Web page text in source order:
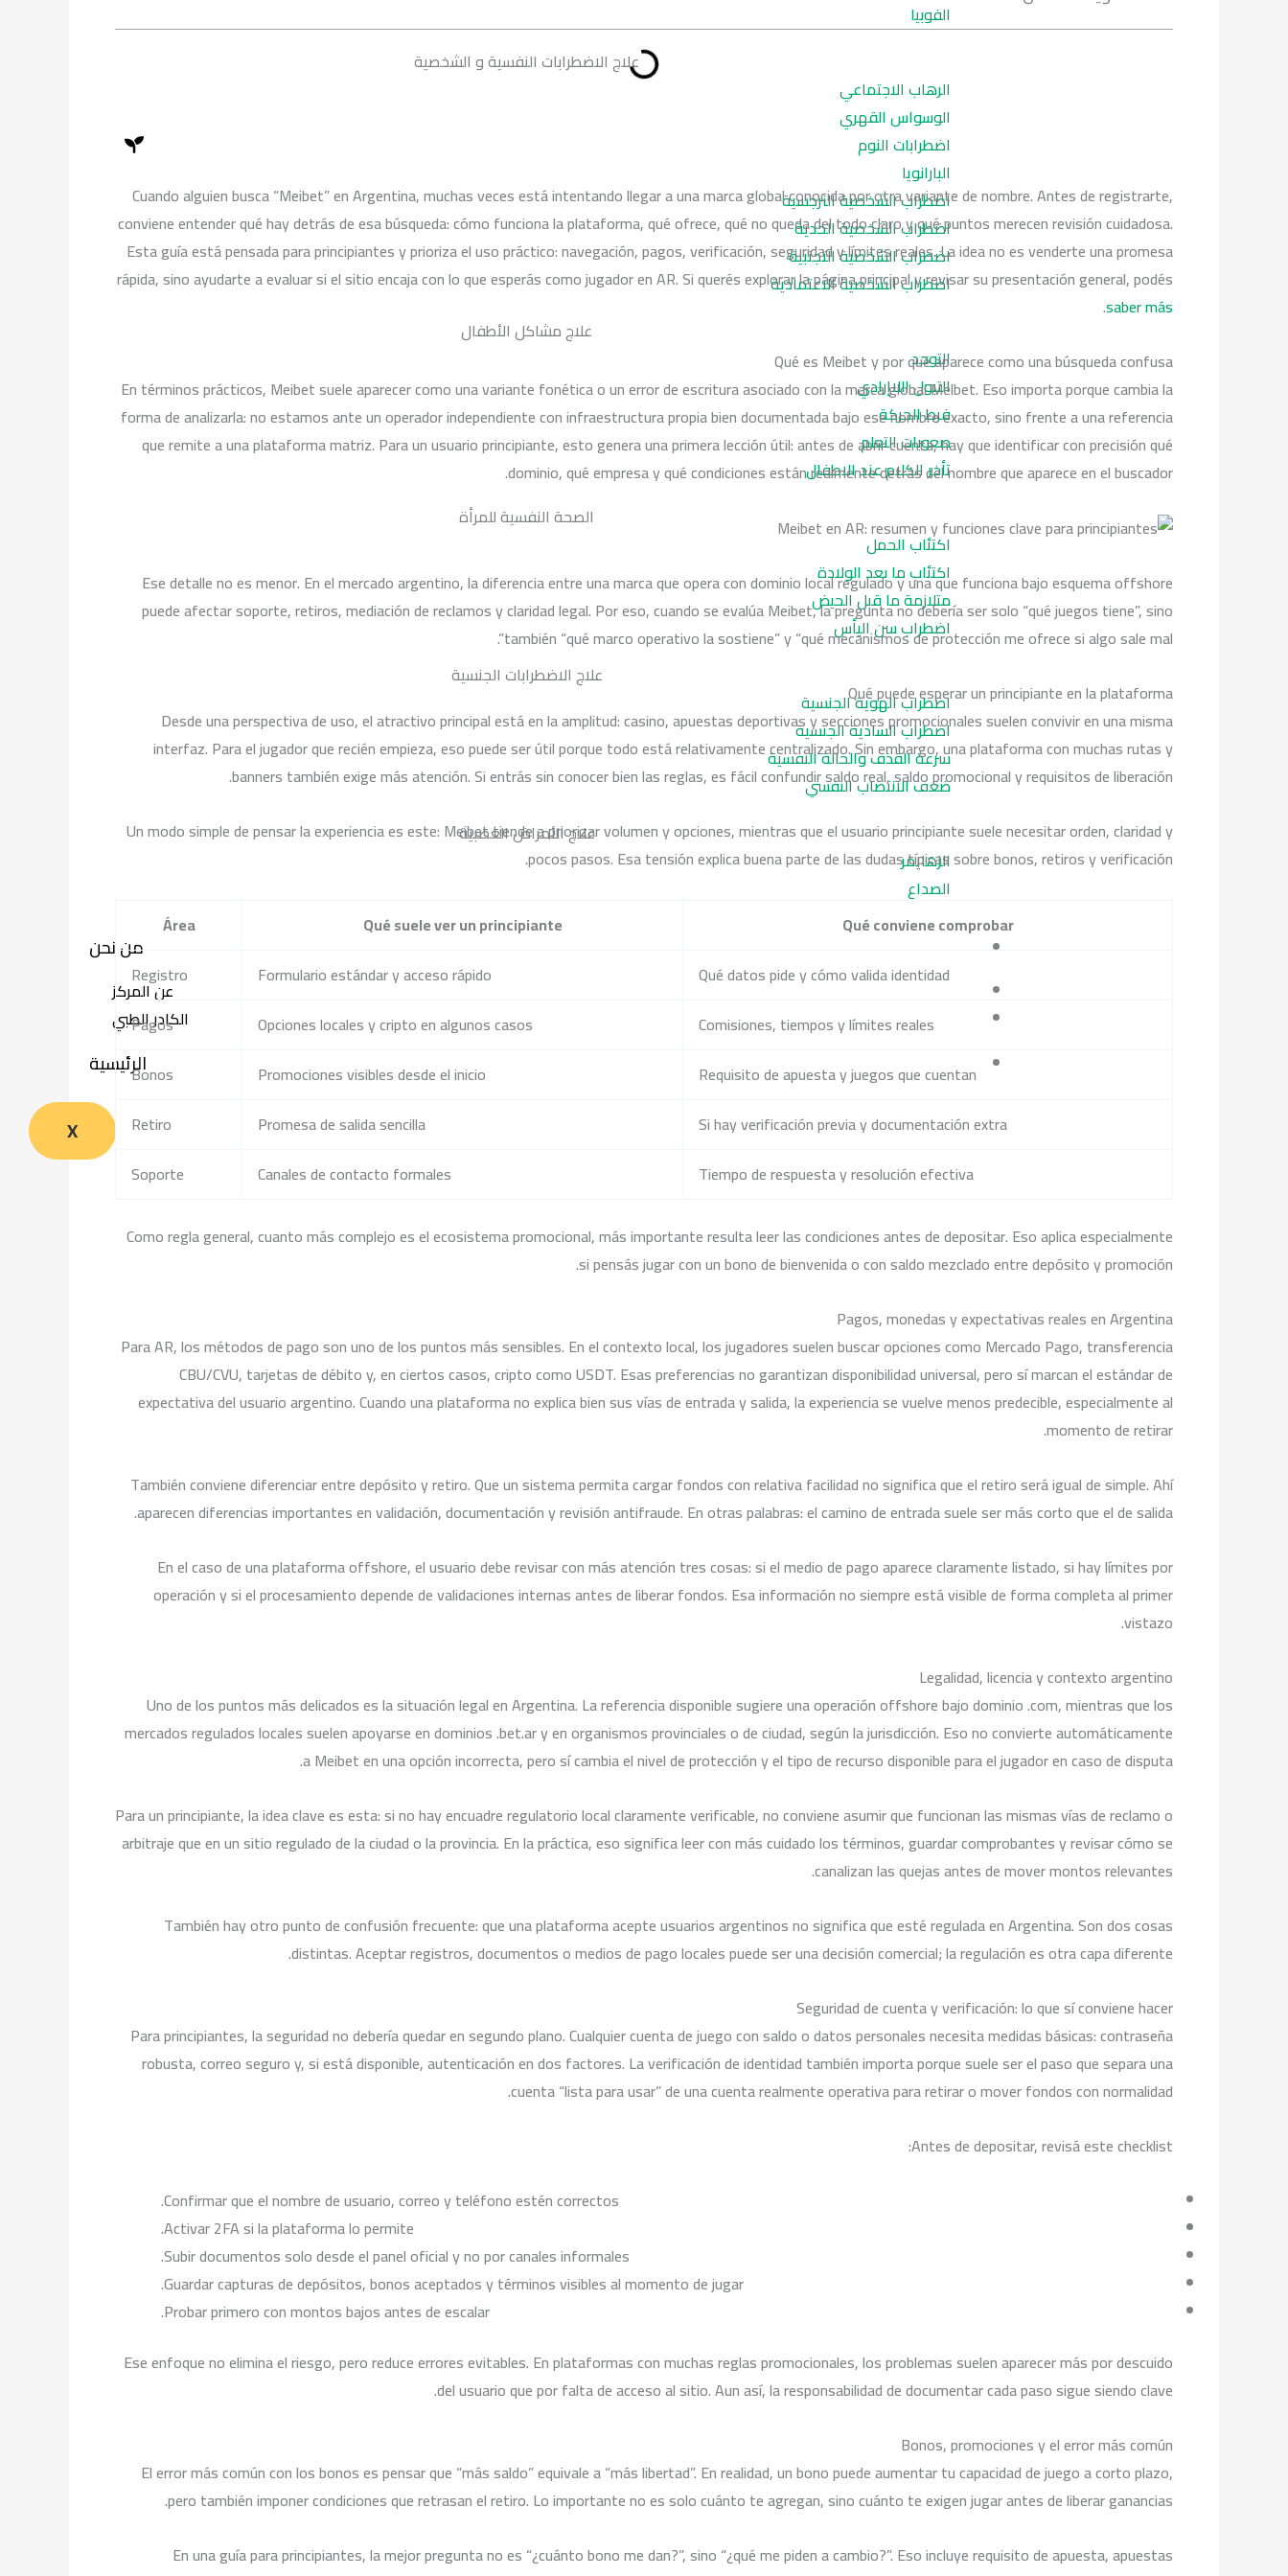
الفوبيا
علاج الاضطرابات النفسية و الشخصية
الرهاب الاجتماعي
الوسواس القهري
اضطرابات النوم
البارانويا
اضطراب الشخصية النرجسية
اضطراب الشخصية الحدية
اضطراب الشخصية التجنبية
اضطراب الشخصية الاعتمادية
علاج مشاكل الأطفال
التوحد
التبول اللاإرادي
فرط الحركة
صعوبات التعلم
تأخر الكلام عند الاطفال
الصحة النفسية للمرأة
اكتئاب الحمل
اكتئاب ما بعد الولادة
متلازمة ما قبل الحيض
اضطراب سن اليأس
علاج الاضطرابات الجنسية
اضطراب الهوية الجنسية
اضطراب السادية الجنسية
سرعة القذف والحالة النفسية
ضعف الانتصاب النفسي
علاج الأمراض العصبية
الزهايمر
الصداع
من نحن
عن المركز
الكادر الطبي
الرئيسية
X
e r o
Cuando alguien busca “Meibet” en Argentina, muchas veces está intentando llegar a una marca global conocida por otra variante de nombre. Antes de registrarte,
conviene entender qué hay detrás de esa búsqueda: cómo funciona la plataforma, qué ofrece, qué no queda del todo claro y qué puntos merecen revisión cuidadosa.
Esta guía está pensada para principiantes y prioriza el uso práctico: navegación, pagos, verificación, seguridad y límites reales. La idea no es venderte una promesa
rápida, sino ayudarte a evaluar si el sitio encaja con lo que esperás como jugador en AR. Si querés explorar la página principal y revisar su presentación general, podés
saber más
.
Qué es Meibet y por qué aparece como una búsqueda confusa
En términos prácticos, Meibet suele aparecer como una variante fonética o un error de escritura asociado con la marca global Melbet. Eso importa porque cambia la
forma de analizarla: no estamos ante un operador independiente con infraestructura propia bien documentada bajo ese nombre exacto, sino frente a una referencia
que remite a una plataforma matriz. Para un usuario principiante, esto genera una primera lección útil: antes de abrir cuenta, hay que identificar con precisión qué
dominio, qué empresa y qué condiciones están realmente detrás del nombre que aparece en el buscador.
Ese detalle no es menor. En el mercado argentino, la diferencia entre una marca que opera con dominio local regulado y una que funciona bajo esquema offshore
puede afectar soporte, retiros, mediación de reclamos y claridad legal. Por eso, cuando se evalúa Meibet, la pregunta no debería ser solo “qué juegos tiene”, sino
también “qué marco operativo la sostiene” y “qué mecanismos de protección me ofrece si algo sale mal”.
Qué puede esperar un principiante en la plataforma
Desde una perspectiva de uso, el atractivo principal está en la amplitud: casino, apuestas deportivas y secciones promocionales suelen convivir en una misma
interfaz. Para el jugador que recién empieza, eso puede ser útil porque todo está relativamente centralizado. Sin embargo, una plataforma con muchas rutas y
banners también exige más atención. Si entrás sin conocer bien las reglas, es fácil confundir saldo real, saldo promocional y requisitos de liberación.
Un modo simple de pensar la experiencia es este: Meibet tiende a priorizar volumen y opciones, mientras que el usuario principiante suele necesitar orden, claridad y
pocos pasos. Esa tensión explica buena parte de las dudas típicas sobre bonos, retiros y verificación.
Área Qué suele ver un principiante
Qué conviene comprobar
Registro
Formulario estándar y acceso rápido
Qué datos pide y cómo valida identidad
Pagos
Opciones locales y cripto en algunos casos
Comisiones, tiempos y límites reales
Bonos
Promociones visibles desde el inicio
Requisito de apuesta y juegos que cuentan
Retiro
Promesa de salida sencilla
Si hay verificación previa y documentación extra
Soporte
Canales de contacto formales Tiempo de respuesta y resolución efectiva
Como regla general, cuanto más complejo es el ecosistema promocional, más importante resulta leer las condiciones antes de depositar. Eso aplica especialmente
si pensás jugar con un bono de bienvenida o con saldo mezclado entre depósito y promoción.
Pagos, monedas y expectativas reales en Argentina
Para AR, los métodos de pago son uno de los puntos más sensibles. En el contexto local, los jugadores suelen buscar opciones como Mercado Pago, transferencia
CBU/CVU, tarjetas de débito y, en ciertos casos, cripto como USDT. Esas preferencias no garantizan disponibilidad universal, pero sí marcan el estándar de
expectativa del usuario argentino. Cuando una plataforma no explica bien sus vías de entrada y salida, la experiencia se vuelve menos predecible, especialmente al
momento de retirar.
También conviene diferenciar entre depósito y retiro. Que un sistema permita cargar fondos con relativa facilidad no significa que el retiro será igual de simple. Ahí
aparecen diferencias importantes en validación, documentación y revisión antifraude. En otras palabras: el camino de entrada suele ser más corto que el de salida.
En el caso de una plataforma offshore, el usuario debe revisar con más atención tres cosas: si el medio de pago aparece claramente listado, si hay límites por
operación y si el procesamiento depende de validaciones internas antes de liberar fondos. Esa información no siempre está visible de forma completa al primer
vistazo.
Legalidad, licencia y contexto argentino
Uno de los puntos más delicados es la situación legal en Argentina. La referencia disponible sugiere una operación offshore bajo dominio .com, mientras que los
mercados regulados locales suelen apoyarse en dominios .bet.ar y en organismos provinciales o de ciudad, según la jurisdicción. Eso no convierte automáticamente
a Meibet en una opción incorrecta, pero sí cambia el nivel de protección y el tipo de recurso disponible para el jugador en caso de disputa.
Para un principiante, la idea clave es esta: si no hay encuadre regulatorio local claramente verificable, no conviene asumir que funcionan las mismas vías de reclamo o
arbitraje que en un sitio regulado de la ciudad o la provincia. En la práctica, eso significa leer con más cuidado los términos, guardar comprobantes y revisar cómo se
canalizan las quejas antes de mover montos relevantes.
También hay otro punto de confusión frecuente: que una plataforma acepte usuarios argentinos no significa que esté regulada en Argentina. Son dos cosas
distintas. Aceptar registros, documentos o medios de pago locales puede ser una decisión comercial; la regulación es otra capa diferente.
Seguridad de cuenta y verificación: lo que sí conviene hacer
Para principiantes, la seguridad no debería quedar en segundo plano. Cualquier cuenta de juego con saldo o datos personales necesita medidas básicas: contraseña
robusta, correo seguro y, si está disponible, autenticación en dos factores. La verificación de identidad también importa porque suele ser el paso que separa una
cuenta “lista para usar” de una cuenta realmente operativa para retirar o mover fondos con normalidad.
Antes de depositar, revisá este checklist:
Confirmar que el nombre de usuario, correo y teléfono estén correctos.
Activar 2FA si la plataforma lo permite.
Subir documentos solo desde el panel oficial y no por canales informales.
Guardar capturas de depósitos, bonos aceptados y términos visibles al momento de jugar.
Probar primero con montos bajos antes de escalar.
Ese enfoque no elimina el riesgo, pero reduce errores evitables. En plataformas con muchas reglas promocionales, los problemas suelen aparecer más por descuido
del usuario que por falta de acceso al sitio. Aun así, la responsabilidad de documentar cada paso sigue siendo clave.
Bonos, promociones y el error más común
El error más común con los bonos es pensar que “más saldo” equivale a “más libertad”. En realidad, un bono puede aumentar tu capacidad de juego a corto plazo,
pero también imponer condiciones que retrasan el retiro. Lo importante no es solo cuánto te agregan, sino cuánto te exigen jugar antes de liberar ganancias.
En una guía para principiantes, la mejor pregunta no es “¿cuánto bono me dan?”, sino “¿qué me piden a cambio?”. Eso incluye requisito de apuesta, apuestas